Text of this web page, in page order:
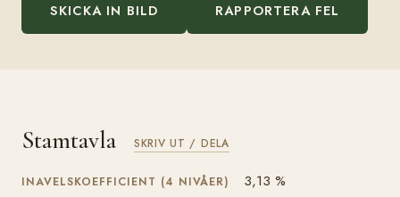
SKICKA IN BILD RAPPORTERA FEL
Stamtavla SKRIV UT / DELA
INAVELSKOEFFICIENT (4 NIVÅER) 3,13 %